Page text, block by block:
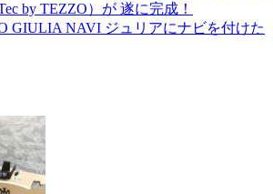
by TEZZO）が 遂に完成！
GIULIA NAVI ジュリアにナビを付けた